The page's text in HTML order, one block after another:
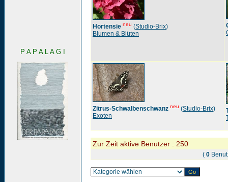
P A P A L A G I
Hortensie neu (Studio-Brix)
Blumen & Blüten
Zitrus-Schwalbenschwanz neu (Studio-Brix)
Exoten
Zur Zeit aktive Benutzer : 250
( 0